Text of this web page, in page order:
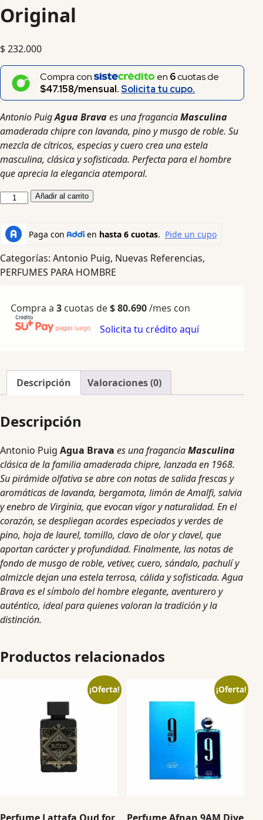
Original
$232.000
Compra con en 6cuotas de
$47.158/mensual.Solicita tu cupo.
Antonio PuigAgua Bravaes una fraganciaMasculina
amaderada chipre con lavanda, pino y musgo de roble. Su
mezcla de cítricos, especias y cuero crea una estela
masculina, clásica y sofisticada. Perfecta para el hombre
que aprecia la elegancia atemporal.
Añadir al carrito
Categorías: Antonio Puig, Nuevas Referencias,
PERFUMES PARA HOMBRE
Compra a 3 cuotas de$80.690/mes con
Solicita tu crédito aquí
Descripción Valoraciones (0)
Descripción
Antonio Puig Agua Brava es una fraganciaMasculina
clásica de la familia amaderada chipre, lanzada en 1968.
Su pirámide olfativa se abre con notas de salida frescas y
aromáticas de lavanda, bergamota, limón de Amalfi, salvia
y enebro de Virginia, que evocan vigor y naturalidad. En el
corazón, se despliegan acordes especiados y verdes de
pino, hoja de laurel, tomillo, clavo de olor y clavel, que
aportan carácter y profundidad. Finalmente, las notas de
fondo de musgo de roble, vetiver, cuero, sándalo, pachulí y
almizcle dejan una estela terrosa, cálida y sofisticada. Agua
Brava es el símbolo del hombre elegante, aventurero y
auténtico, ideal para quienes valoran la tradición y la
distinción.
Productos relacionados
¡Oferta! ¡Oferta!